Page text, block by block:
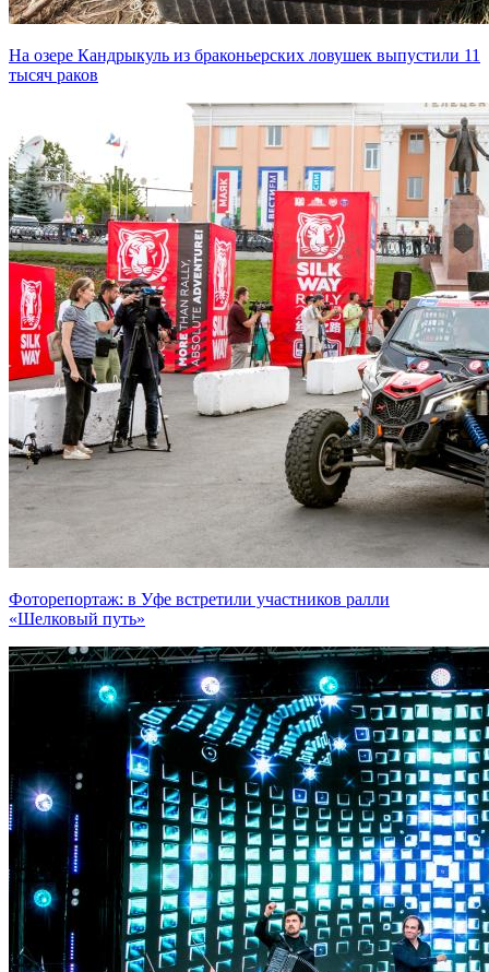
На озере Кандрыкуль из браконьерских ловушек выпустили 11
тысяч раков
Фоторепортаж: в Уфе встретили участников ралли
«Шелковый путь»